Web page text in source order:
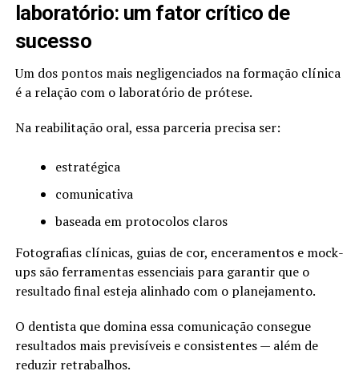
laboratório: um fator crítico de
sucesso
Um dos pontos mais negligenciados na formação clínica
é a relação com o laboratório de prótese.
Na reabilitação oral, essa parceria precisa ser:
estratégica
comunicativa
baseada em protocolos claros
Fotografias clínicas, guias de cor, enceramentos e mock-
ups são ferramentas essenciais para garantir que o
resultado final esteja alinhado com o planejamento.
O dentista que domina essa comunicação consegue
resultados mais previsíveis e consistentes — além de
reduzir retrabalhos.